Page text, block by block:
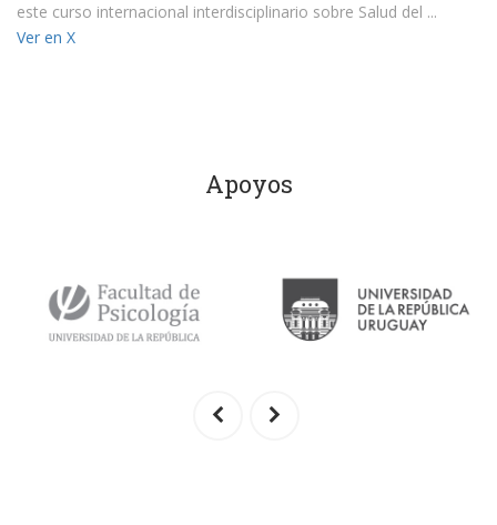
este curso internacional interdisciplinario sobre Salud del ...
Ver en X
Apoyos